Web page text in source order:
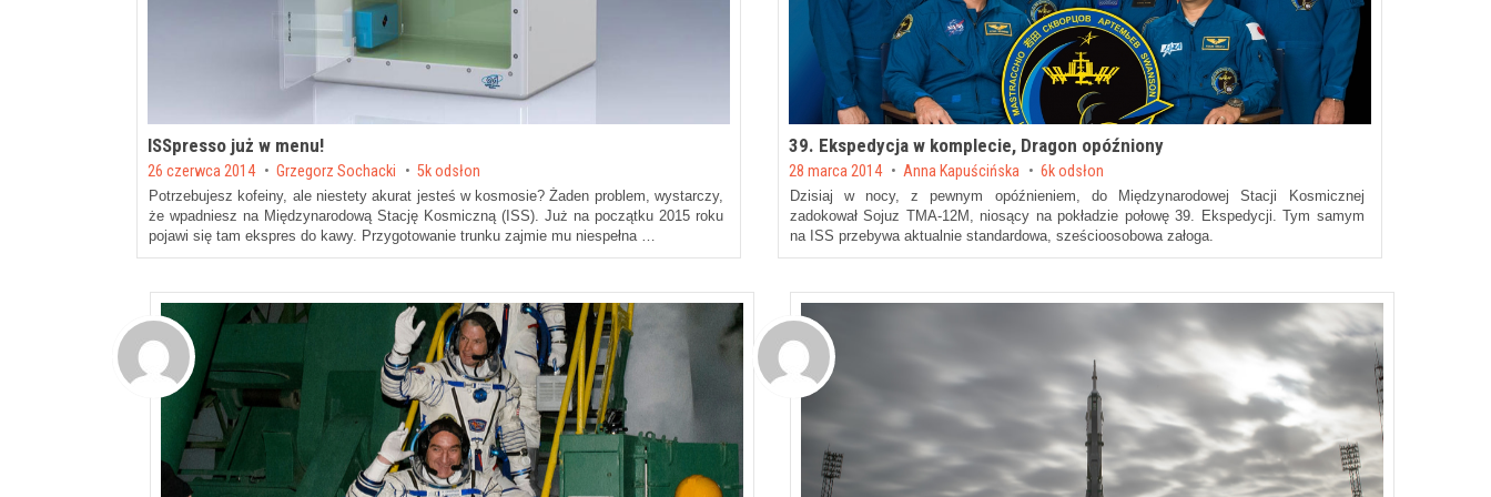
ISSpresso już w menu!
Posted on
26 czerwca 2014 byGrzegorz Sochacki 5k odsłon
Potrzebujesz kofeiny, ale niestety akurat jesteś w kosmosie? Żaden problem, wystarczy,
że wpadniesz na Międzynarodową Stację Kosmiczną (ISS). Już na początku 2015 roku
pojawi się tam ekspres do kawy. Przygotowanie trunku zajmie mu niespełna …
39. Ekspedycja w komplecie, Dragon opóźniony
Posted on
28 marca 2014 by Anna Kapuścińska 6k odsłon
Dzisiaj w nocy,z pewnym opóźnieniem, do Międzynarodowej Stacji Kosmicznej
zadokował Sojuz TMA-12M, niosący na pokładzie połowę 39. Ekspedycji. Tym samym
na ISS przebywa aktualnie standardowa, sześcioosobowa załoga.